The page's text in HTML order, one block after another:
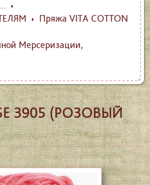
...
Пряжа VITA COTTON
Мерсеризации,
3905 (РОЗОВЫЙ